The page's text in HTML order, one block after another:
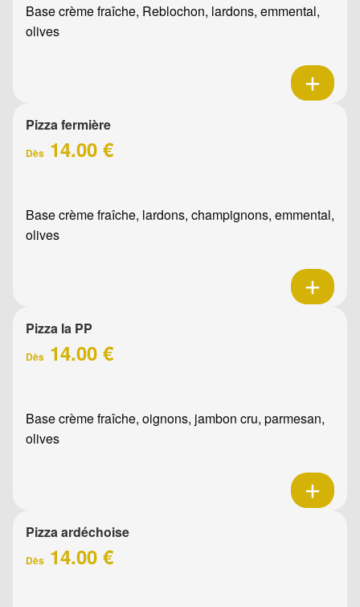
Base crème fraîche, Reblochon, lardons, emmental,
olives
Pizza fermière
Dès 14.00 €
Base crème fraîche, lardons, champignons, emmental,
olives
Pizza la PP
Dès 14.00 €
Base crème fraîche, oignons, jambon cru, parmesan,
olives
Pizza ardéchoise
Dès 14.00 €